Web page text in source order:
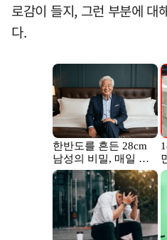
로감이 들지, 그런 부분에 대
다.